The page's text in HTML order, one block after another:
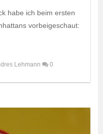
habe ich beim ersten
vorbeigeschaut:
Lehmann 0